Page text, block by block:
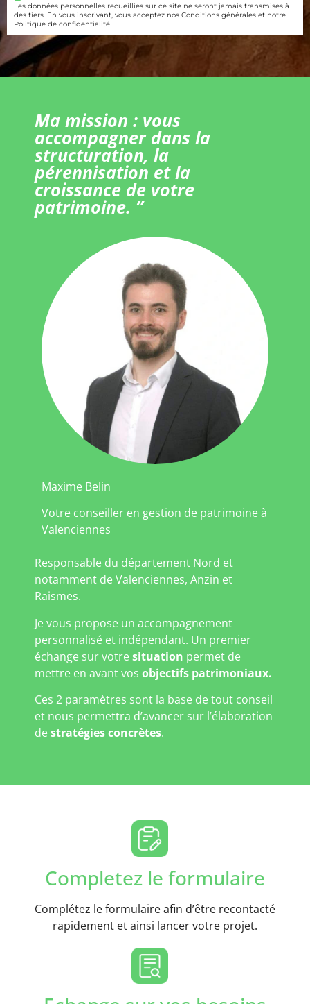
Les données personnelles recueillies sur ce site ne seront jamais transmises à
des tiers. En vous inscrivant, vous acceptez nos Conditions générales et notre
Politique de confidentialité.
Ma mission : vous
accompagner dans la
structuration, la
pérennisation et la
croissance de votre
patrimoine. ”
Maxime Belin
Votre conseiller en gestion de patrimoine à
Valenciennes
Responsable du département Nord et
notamment de Valenciennes, Anzin et
Raismes.
Je vous propose un accompagnement
personnalisé et indépendant. Un premier
échange sur votresituation permet de
mettre en avant vos objectifs patrimoniaux.
Ces 2 paramètres sont la base de tout conseil
et nous permettra d’avancer sur l’élaboration
destratégies concrètes.
Completez le formulaire
Complétez le formulaire afin d’être recontacté
rapidement et ainsi lancer votre projet.